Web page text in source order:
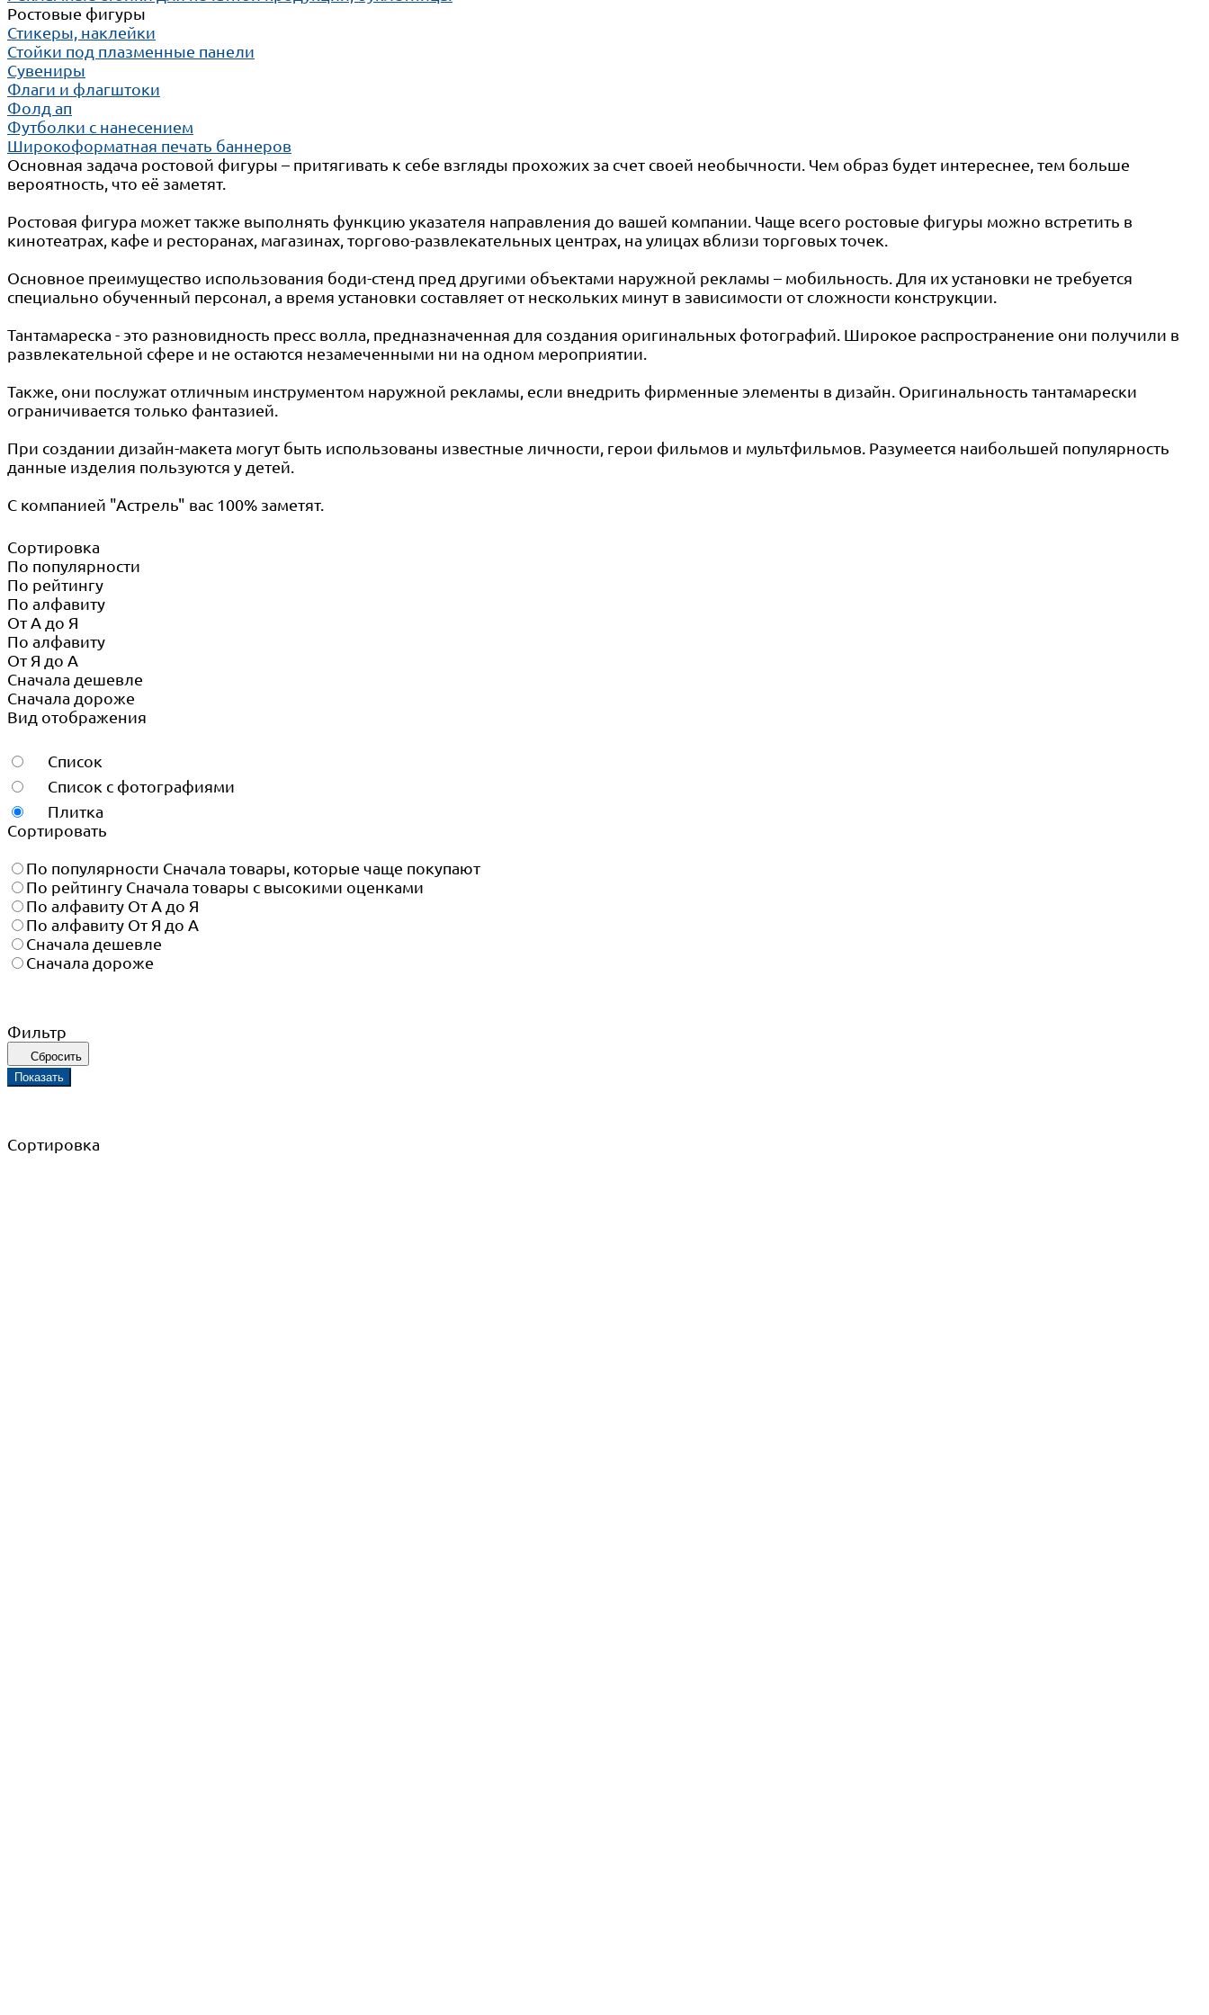
Ростовые фигуры
Стикеры, наклейки
Стойки под плазменные панели
Сувениры
Флаги и флагштоки
Фолд ап
Футболки с нанесением
Широкоформатная печать баннеров
Основная задача ростовой фигуры – притягивать к себе взгляды прохожих за счет своей необычности. Чем образ будет интереснее, тем больше
вероятность, что её заметят.
Ростовая фигура может также выполнять функцию указателя направления до вашей компании. Чаще всего ростовые фигуры можно встретить в
кинотеатрах, кафе и ресторанах, магазинах, торгово-развлекательных центрах, на улицах вблизи торговых точек.
Основное преимущество использования боди-стенд пред другими объектами наружной рекламы – мобильность. Для их установки не требуется
специально обученный персонал, а время установки составляет от нескольких минут в зависимости от сложности конструкции.
Тантамареска - это разновидность пресс волла, предназначенная для создания оригинальных фотографий. Широкое распространение они получили в
развлекательной сфере и не остаются незамеченными ни на одном мероприятии.
Также, они послужат отличным инструментом наружной рекламы, если внедрить фирменные элементы в дизайн. Оригинальность тантамарески
ограничивается только фантазией.
При создании дизайн-макета могут быть использованы известные личности, герои фильмов и мультфильмов. Разумеется наибольшей популярность
данные изделия пользуются у детей.
С компанией "Астрель" вас 100% заметят.
Сортировка
По популярности
По рейтингу
По алфавиту
От А до Я
По алфавиту
От Я до А
Сначала дешевле
Сначала дороже
Вид отображения
Список
Список с фотографиями
Плитка
Сортировать
По популярности Сначала товары, которые чаще покупают
По рейтингу Сначала товары с высокими оценками
По алфавиту От А до Я
По алфавиту От Я до А
Сначала дешевле
Сначала дороже
Фильтр
Сбросить
Показать
Сортировка